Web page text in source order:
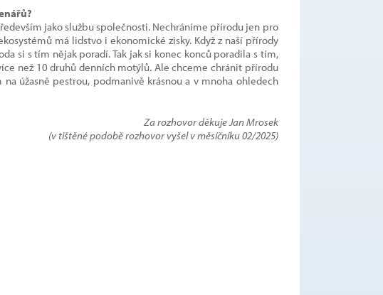
jako službu společnosti. Nechráníme přírodu jen pro
má lidstvo i ekonomické zisky. Když z naší přírody
si s tím nějak poradí. Tak jak si konec konců poradila s tím,
než 10 druhů denních motýlů. Ale chceme chránit přírodu
úžasně pestrou, podmanivě krásnou a v mnoha ohledech
Za rozhovor děkuje Jan Mrosek
(v tištěné podobě rozhovor vyšel v měsíčníku 02/2025)